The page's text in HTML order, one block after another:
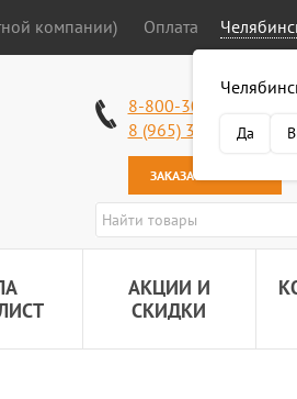
компании) Оплата
Да
8-800-301-50-58
8 (965) 318-34-38
ЗАКАЗАТЬ ЗВОНОК
АКЦИИ И
СКИДКИ